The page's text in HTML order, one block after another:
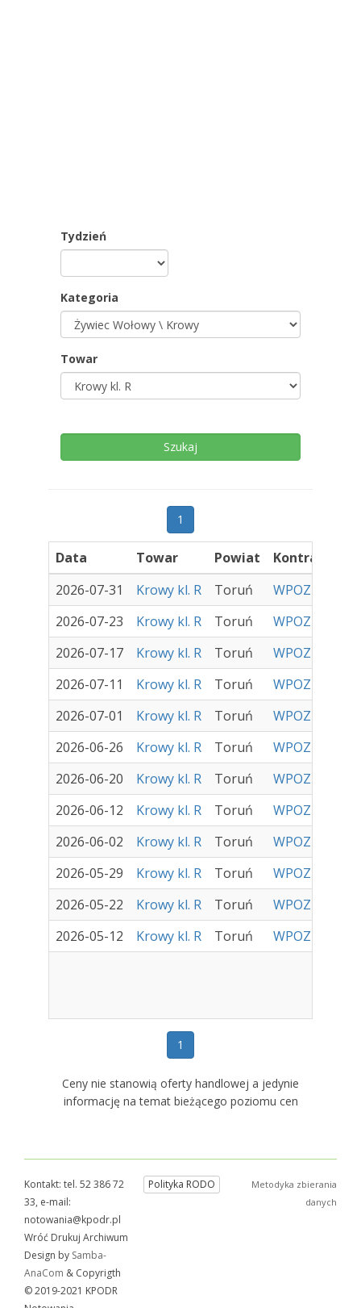
Tydzień
Kategoria
Towar
1
Data Towar Powiat
Kontrahent
2026-07-31
Krowy kl. R Toruń
WPOZH Sp. z
2026-07-23
Krowy kl. R Toruń
WPOZH Sp. z
2026-07-17
Krowy kl. R Toruń
WPOZH Sp. z
2026-07-11
Krowy kl. R Toruń
WPOZH Sp. z
2026-07-01
Krowy kl. R Toruń
WPOZH Sp. z
2026-06-26
Krowy kl. R Toruń
WPOZH Sp. z
2026-06-20
Krowy kl. R Toruń
WPOZH Sp. z
2026-06-12
Krowy kl. R Toruń
WPOZH Sp. z
2026-06-02
Krowy kl. R Toruń
WPOZH Sp. z
2026-05-29
Krowy kl. R Toruń
WPOZH Sp. z
2026-05-22
Krowy kl. R Toruń
WPOZH Sp. z
2026-05-12
Krowy kl. R Toruń WPOZH Sp. z
1
Ceny nie stanowią oferty handlowej a jedynie
informację na temat bieżącego poziomu cen
Kontakt: tel. 52 386 72
33, e-mail:
notowania@kpodr.pl
Wróć Drukuj Archiwum
Design by Samba-
AnaCom & Copyrigth
© 2019-2021 KPODR
Polityka RODO
Metodyka zbierania
danych